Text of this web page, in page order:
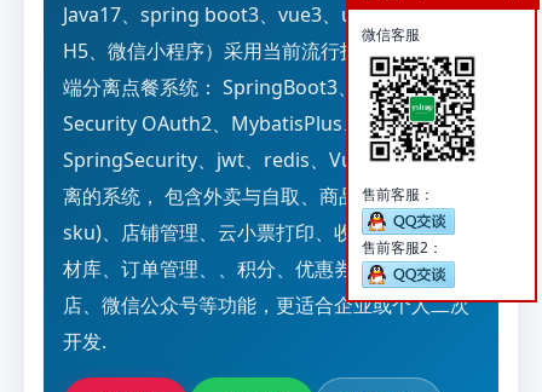
Java17、spring boot3、vue3、uniapp（支持
H5、微信小程序）采用当前流行技术组合的前后
端分离点餐系统： SpringBoot3、Spring
Security OAuth2、MybatisPlus、
SpringSecurity、jwt、redis、Vue3的前后端分
离的系统， 包含外卖与自取、商品管理(多规格
sku)、店铺管理、云小票打印、收银台、图片素
材库、订单管理、、积分、优惠券、充值、多门
店、微信公众号等功能，更适合企业或个人二次
开发.
微信客服
售前客服：
售前客服2：